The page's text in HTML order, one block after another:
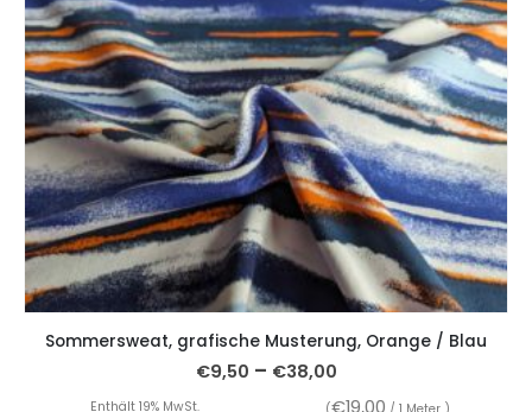
Sommersweat, grafische Musterung, Orange / Blau
€9,50 – €38,00
Enthält 19% MwSt. €19,00